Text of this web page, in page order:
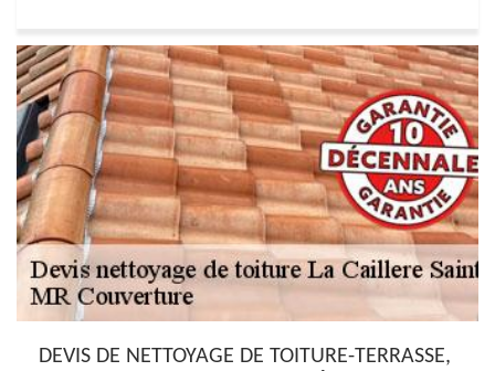
DEVIS DE NETTOYAGE DE TOITURE-TERRASSE,